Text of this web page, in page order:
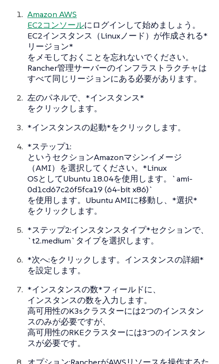
Amazon AWS
EC2コンソールにログインして始めましょう。
EC2インスタンス（Linuxノード）が作成される*
リージョン*
をメモしておくことを忘れないでください。
Rancher管理サーバーのインフラストラクチャは
すべて同じリージョンにある必要があります。
左のパネルで、*インスタンス*
をクリックします。
*インスタンスの起動*をクリックします。
*ステップ1:
というセクションAmazonマシンイメージ
（AMI）を選択してください。*Linux
OSとしてUbuntu 18.04を使用します。`ami-
0d1cd67c26f5fca19 (64-bit x86)`
を使用します。Ubuntu AMIに移動し、*選択*
をクリックします。
*ステップ2:インスタンスタイプ*セクションで、
`t2.medium`タイプを選択します。
*次へ:をクリックします。インスタンスの詳細*
を設定します。
*インスタンスの数*フィールドに、
インスタンスの数を入力します。
高可用性のK3sクラスターには2つのインスタン
スのみが必要ですが、
高可用性のRKEクラスターには3つのインスタン
スが必要です。